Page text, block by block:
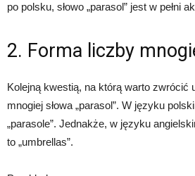
po polsku, słowo „parasol” jest w pełni
2. Forma liczby
Kolejną kwestią, na którą warto zwrócić
mnogiej słowa „parasol”. W języku
„parasole”. Jednakże, w języku
to „umbrellas”.